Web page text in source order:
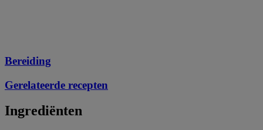
Bereiding
Gerelateerde recepten
Ingrediënten